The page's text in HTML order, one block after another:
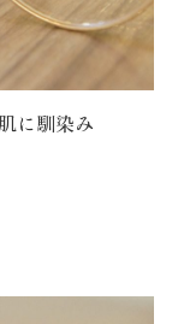
に馴染み